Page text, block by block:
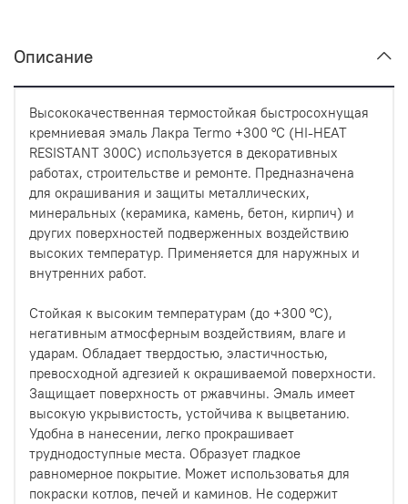
Описание
Высококачественная термостойкая быстросохнущая
кремниевая эмаль Лакра Termo +300 °C (HI-HEAT
RESISTANT 300C) используется в декоративных
работах, строительстве и ремонте. Предназначена
для окрашивания и защиты металлических,
минеральных (керамика, камень, бетон, кирпич) и
других поверхностей подверженных воздействию
высоких температур. Применяется для наружных и
внутренних работ.
Стойкая к высоким температурам (до +300 °C),
негативным атмосферным воздействиям, влаге и
ударам. Обладает твердостью, эластичностью,
превосходной адгезией к окрашиваемой поверхности.
Защищает поверхность от ржавчины. Эмаль имеет
высокую укрывистость, устойчива к выцветанию.
Удобна в нанесении, легко прокрашивает
труднодоступные места. Образует гладкое
равномерное покрытие. Может использоватья для
покраски котлов, печей и каминов. Не содержит